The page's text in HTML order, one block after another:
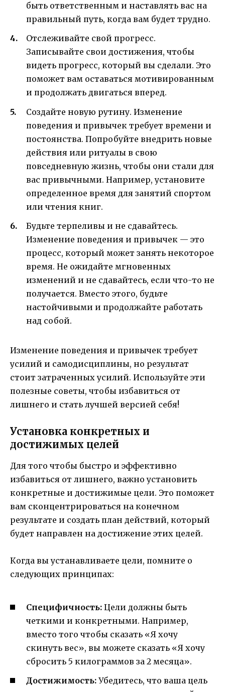
быть ответственным и наставлять вас на
правильный путь, когда вам будет трудно.
Отслеживайте свой прогресс.
Записывайте свои достижения, чтобы
видеть прогресс, который вы сделали. Это
поможет вам оставаться мотивированным
и продолжать двигаться вперед.
Создайте новую рутину. Изменение
поведения и привычек требует времени и
постоянства. Попробуйте внедрить новые
действия или ритуалы в свою
повседневную жизнь, чтобы они стали для
вас привычными. Например, установите
определенное время для занятий спортом
или чтения книг.
Будьте терпеливы и не сдавайтесь.
Изменение поведения и привычек — это
процесс, который может занять некоторое
время. Не ожидайте мгновенных
изменений и не сдавайтесь, если что-то не
получается. Вместо этого, будьте
настойчивыми и продолжайте работать
над собой.
Изменение поведения и привычек требует
усилий и самодисциплины, но результат
стоит затраченных усилий. Используйте эти
полезные советы, чтобы избавиться от
лишнего и стать лучшей версией себя!
Установка конкретных и
достижимых целей
Для того чтобы быстро и эффективно
избавиться от лишнего, важно установить
конкретные и достижимые цели. Это поможет
вам сконцентрироваться на конечном
результате и создать план действий, который
будет направлен на достижение этих целей.
Когда вы устанавливаете цели, помните о
следующих принципах:
Специфичность: Цели должны быть
четкими и конкретными. Например,
вместо того чтобы сказать «Я хочу
скинуть вес», вы можете сказать «Я хочу
сбросить 5 килограммов за 2 месяца».
Достижимость: Убедитесь, что ваша цель